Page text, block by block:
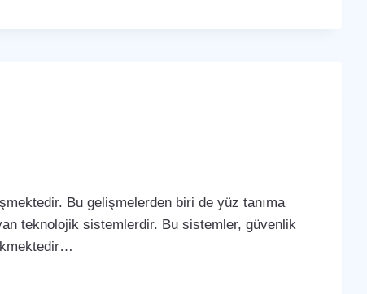
Bu gelişmelerden biri de yüz tanıma
teknolojik sistemlerdir. Bu sistemler, güvenlik